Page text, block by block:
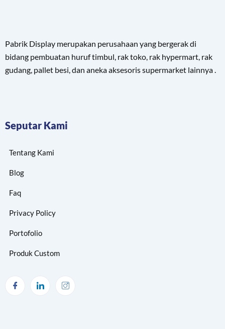
Pabrik Display merupakan perusahaan yang bergerak di
bidang pembuatan huruf timbul, rak toko, rak hypermart, rak
gudang, pallet besi, dan aneka aksesoris supermarket lainnya .
Seputar Kami
Tentang Kami
Blog
Faq
Privacy Policy
Portofolio
Produk Custom